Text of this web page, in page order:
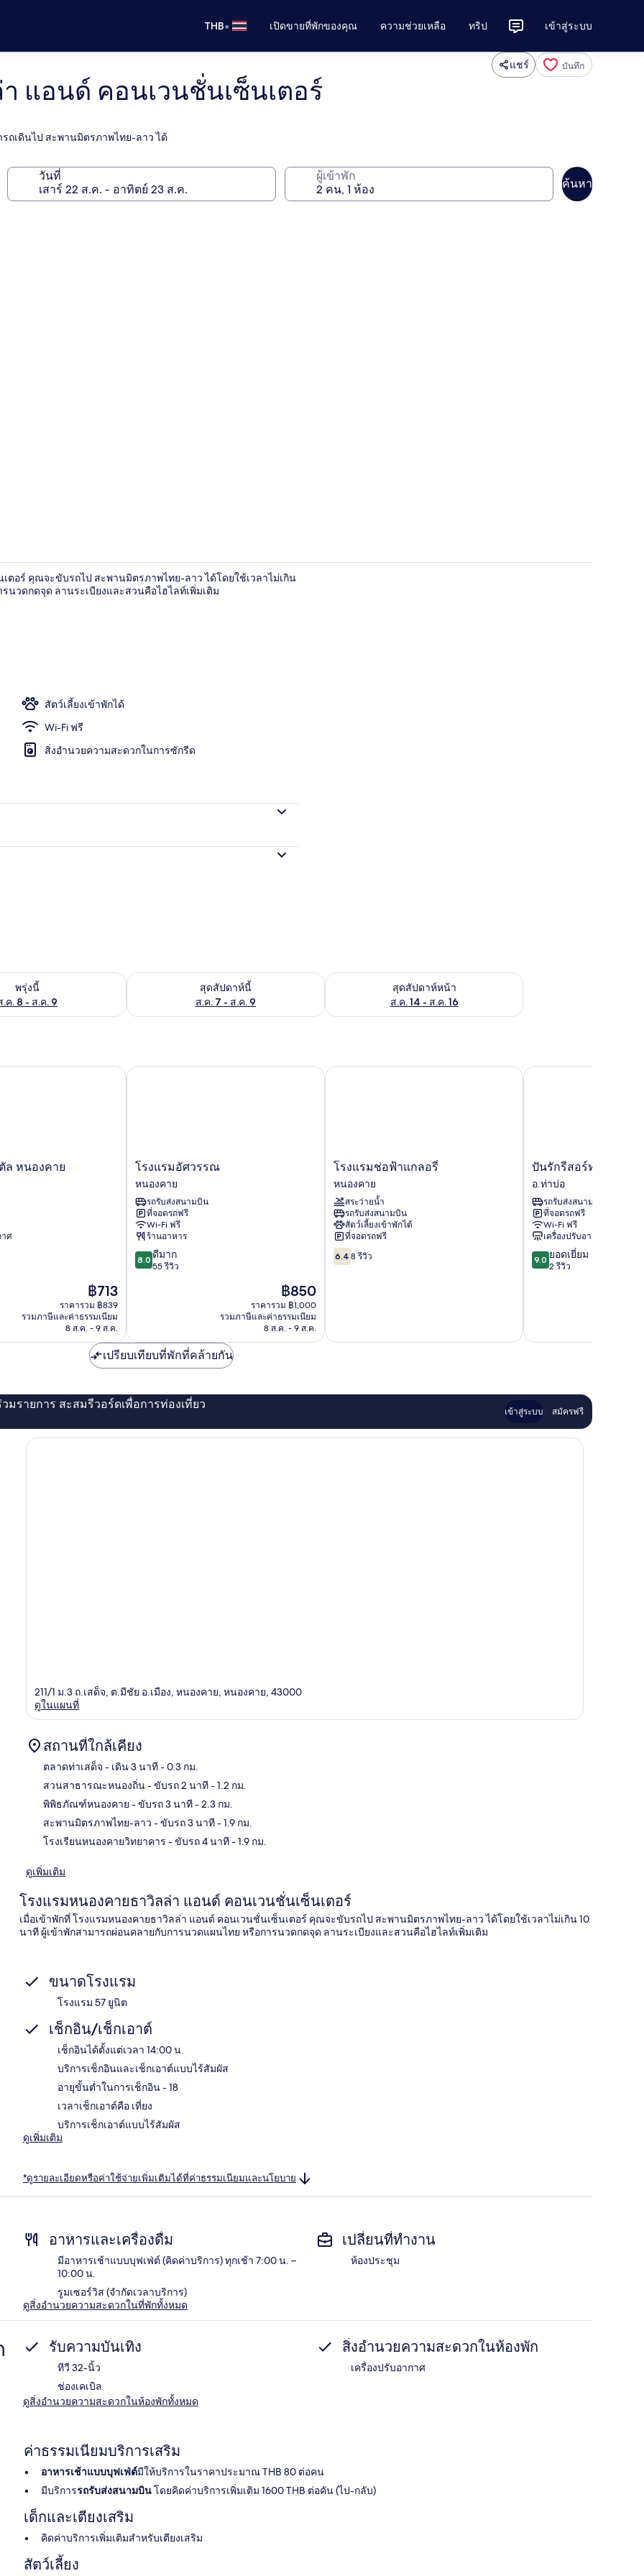
THB• เปิดขายที่พักของคุณ ความช่วยเหลือ ทริป เข้าสู่ระบบ
แชร์ บันทึก
แอนด์ คอนเวนชั่นเซ็นเตอร์
ถเดินไป สะพานมิตรภาพไทย-ลาว ได้
วันที่ ผู้เข้าพัก
ค้นหา
ตอนเย็น/กลางคืน
ตอร์ คุณจะขับรถไป สะพานมิตรภาพไทย-ลาว ได้โดยใช้เวลาไม่เกิน
นวดกดจุด ลานระเบียงและสวนคือไฮไลท์เพิ่มเติม
สัตว์เลี้ยงเข้าพักได้
Wi-Fi ฟรี
สิ่งอำนวยความสะดวกในการซักรีด
พรุ่งนี้
.ค. 8 - ส.ค. 9
ห้องพักว่างในพรุ่งนี้ ส.ค. 8 - ส.ค. 9
สุดสัปดาห์นี้
ส.ค. 7 - ส.ค. 9
ตรวจสอบจำนวนห้องพักว่างในสุดสัปดาห์นี้ ส.ค. 7 - ส.ค. 9สุดสัปดาห์หน้า
ส.ค. 14 - ส.ค. 16
ตรวจสอบจำนวนห้องพักว่างในสุดสัปดาห์หน้า ส.ค. 14 - ส.ค. 16
ล หนองคาย
าศ
ราคา
ปัจจุบัน
คือ
฿713
฿713
ราคารวม ฿839
รวมภาษีและค่าธรรมเนียม
8 ส.ค. - 9 ส.ค.
นองคาย
โรง
มอัศ
วรรณ
หนองคาย
โรงแรมอัศวรรณ
หนองคาย
รถรับส่งสนามบิน
ที่จอดรถฟรี
Wi-Fi ฟรี
ร้านอาหาร
8.0
จาก
8.0 ดีมาก
55 รีวิว
ราคา
ปัจจุบัน
คือ
฿850
฿850
ราคารวม ฿1,000
รวมภาษีและค่าธรรมเนียม
8 ส.ค. - 9 ส.ค.
โรงแรมอัศวรรณ
โรงแรม
แกล
อรี่
หนองคาย
โรงแรมช่อฟ้าแกลอรี่
หนองคาย
สระว่ายน้ำ
รถรับส่งสนามบิน
สัตว์เลี้ยงเข้าพักได้
ที่จอดรถฟรี
6.4
จาก
6.4 8 รีวิว
โรงแรมช่อฟ้าแกลอรี่
ปัน
รีสอร์ท
อ.ท่าบ่อ
ปันรักรีสอร์ท
อ.ท่าบ่อ
รถรับส่งสนามบิน
ที่จอดรถฟรี
Wi-Fi ฟรี
เครื่องปรับอากาศ
9.0
จาก
9.0 ยอดเยี่ยม
2 รีวิว
ปันรักรีสอร์ท
เปรียบเทียบที่พักที่คล้ายกัน
รายการ สะสมรีวอร์ดเพื่อการท่องเที่ยว
เข้าสู่ระบบ สมัครฟรี
211/1 ม.3 ถ.เสด็จ, ต.มีชัย อ.เมือง, หนองคาย, หนองคาย, 43000
ดูในแผนที่
สถานที่ใกล้เคียง
ตลาดท่าเสด็จ - เดิน 3 นาที- 0.3 กม.
สวนสาธารณะหนองถิ่น- ขับรถ 2 นาที- 1.2 กม.
พิพิธภัณฑ์หนองคาย - ขับรถ 3 นาที- 2.3 กม.
สะพานมิตรภาพไทย-ลาว - ขับรถ 3 นาที- 1.9 กม.
โรงเรียนหนองคายวิทยาคาร - ขับรถ 4 นาที- 1.9 กม.
ดูเพิ่มเติม
โรงแรมหนองคายธาวิลล่า แอนด์ คอนเวนชั่นเซ็นเตอร์
เมื่อเข้าพักที่ โรงแรมหนองคายธาวิลล่า แอนด์ คอนเวนชั่นเซ็นเตอร์ คุณจะขับรถไป สะพานมิตรภาพไทย-ลาว ได้โดยใช้เวลาไม่เกิน 10
นาที ผู้เข้าพักสามารถผ่อนคลายกับการนวดแผนไทย หรือการนวดกดจุด ลานระเบียงและสวนคือไฮไลท์เพิ่มเติม
ขนาดโรงแรม
โรงแรม 57 ยูนิต
เช็กอิน/เช็กเอาต์
เช็กอินได้ตั้งแต่เวลา 14:00 น.
บริการเช็กอินและเช็กเอาต์แบบไร้สัมผัส
อายุขั้นต่ำในการเช็กอิน - 18
เวลาเช็กเอาต์คือ เที่ยง
บริการเช็กเอาต์แบบไร้สัมผัส
ดูเพิ่มเติม
*ดูรายละเอียดหรือค่าใช้จ่ายเพิ่มเติมได้ที่ค่าธรรมเนียมและนโยบาย
อาหารและเครื่องดื่ม
มีอาหารเช้าแบบบุฟเฟ่ต์ (คิดค่าบริการ) ทุกเช้า 7:00 น. –
10:00 น.
รูมเซอร์วิส (จำกัดเวลาบริการ)
เปลี่ยนที่ทำงาน
ห้องประชุม
ดูสิ่งอำนวยความสะดวกในที่พักทั้งหมด
รับความบันเทิง
ทีวี 32-นิ้ว
ช่องเคเบิล
สิ่งอำนวยความสะดวกในห้องพัก
เครื่องปรับอากาศ
ดูสิ่งอำนวยความสะดวกในห้องพักทั้งหมด
ค่าธรรมเนียมบริการเสริม
อาหารเช้าแบบบุฟเฟ่ต์มีให้บริการในราคาประมาณ THB 80 ต่อคน
มีบริการรถรับส่งสนามบินโดยคิดค่าบริการเพิ่มเติม 1600 THB ต่อคัน (ไป-กลับ)
เด็กและเตียงเสริม
คิดค่าบริการเพิ่มเติมสำหรับเตียงเสริม
สัตว์เลี้ยง